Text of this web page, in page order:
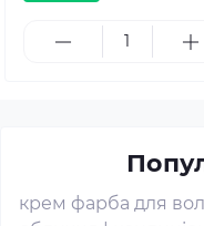
крем фарба для